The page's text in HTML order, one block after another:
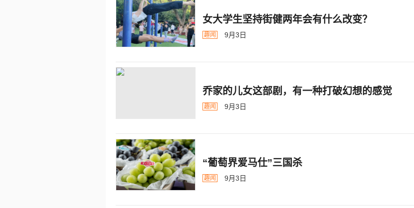
女大学生坚持街健两年会有什么改变？
趣闻 9月3日
乔家的儿女这部剧，有一种打破幻想的感觉
趣闻 9月3日
“葡萄界爱马仕”三国杀
趣闻 9月3日